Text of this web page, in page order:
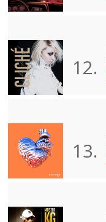
12.
13.